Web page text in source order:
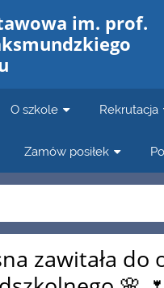
im. prof.
O szkole Rekrutacja
Zamów posiłek
zawitała do